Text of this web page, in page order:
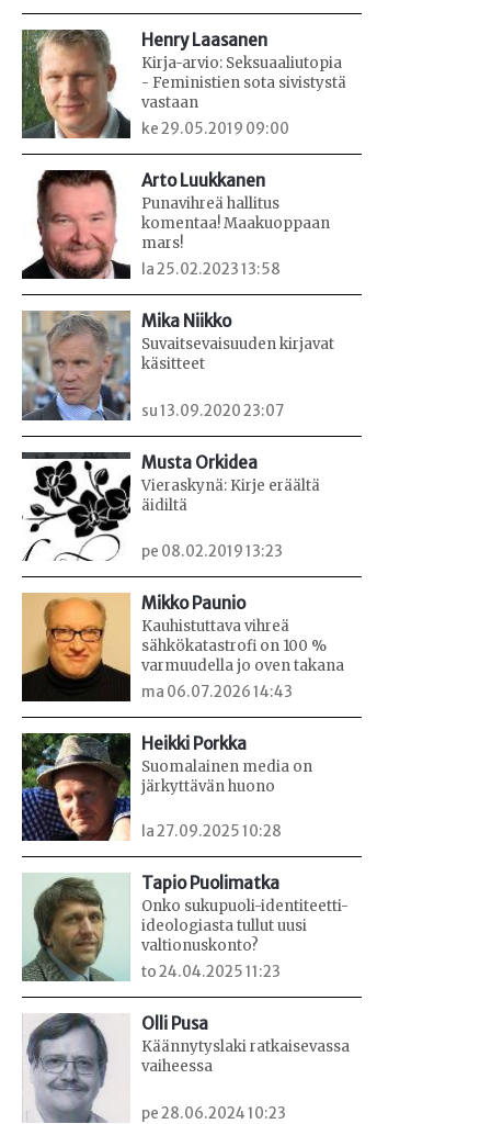
Henry Laasanen
Kirja-arvio: Seksuaaliutopia
- Feministien sota sivistystä
vastaan
ke 29.05.2019 09:00
Arto Luukkanen
Punavihreä hallitus
komentaa! Maakuoppaan
mars!
la 25.02.2023 13:58
Mika Niikko
Suvaitsevaisuuden kirjavat
käsitteet
su 13.09.2020 23:07
Musta Orkidea
Vieraskynä: Kirje eräältä
äidiltä
pe 08.02.2019 13:23
Mikko Paunio
Kauhistuttava vihreä
sähkökatastrofi on 100 %
varmuudella jo oven takana
ma 06.07.2026 14:43
Heikki Porkka
Suomalainen media on
järkyttävän huono
la 27.09.2025 10:28
Tapio Puolimatka
Onko sukupuoli-identiteetti-
ideologiasta tullut uusi
valtionuskonto?
to 24.04.2025 11:23
Olli Pusa
Käännytyslaki ratkaisevassa
vaiheessa
pe 28.06.2024 10:23